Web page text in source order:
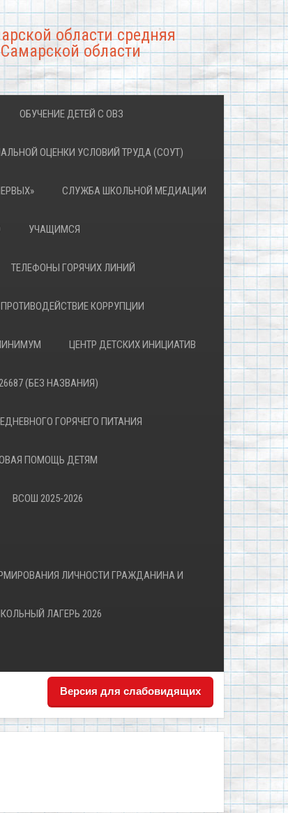
области средняя
области
ОБУЧЕНИЕ ДЕТЕЙ С ОВЗ
ОЦЕНКИ УСЛОВИЙ ТРУДА (СОУТ)
СЛУЖБА ШКОЛЬНОЙ МЕДИАЦИИ
УЧАЩИМСЯ
ТЕЛЕФОНЫ ГОРЯЧИХ ЛИНИЙ
ПРОТИВОДЕЙСТВИЕ КОРРУПЦИИ
ЦЕНТР ДЕТСКИХ ИНИЦИАТИВ
(БЕЗ НАЗВАНИЯ)
ГОРЯЧЕГО ПИТАНИЯ
ПОМОЩЬ ДЕТЯМ
ВСОШ 2025-2026
ЛИЧНОСТИ ГРАЖДАНИНА И
ЛАГЕРЬ 2026
Версия для слабовидящих